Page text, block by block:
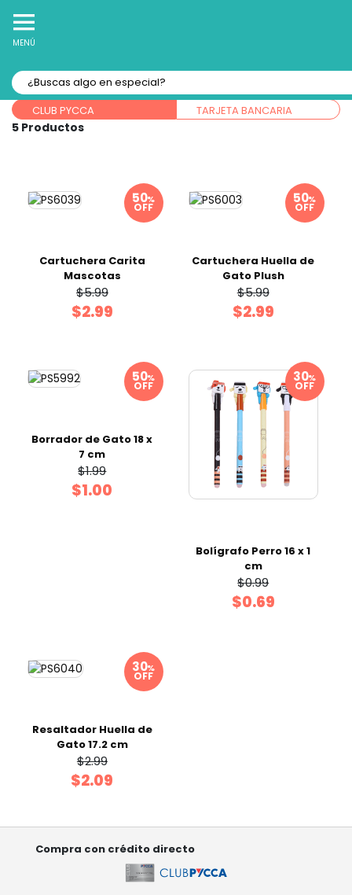
MENÚ
Forma de pago:
CLUB PYCCA TARJETA BANCARIA
5
%
OFF
Cartuchera Carita
Mascotas
$5.99
$2.99
%
OFF
Cartuchera Huella de
Gato Plush
$5.99
$2.99
%
OFF
Borrador de Gato 18 x
7 cm
$1.99
$1.00
%
OFF
Bolígrafo Perro 16 x 1
cm
$0.99
$0.69
%
OFF
Resaltador Huella de
Gato 17.2 cm
$2.99
$2.09
Compra con crédito directo